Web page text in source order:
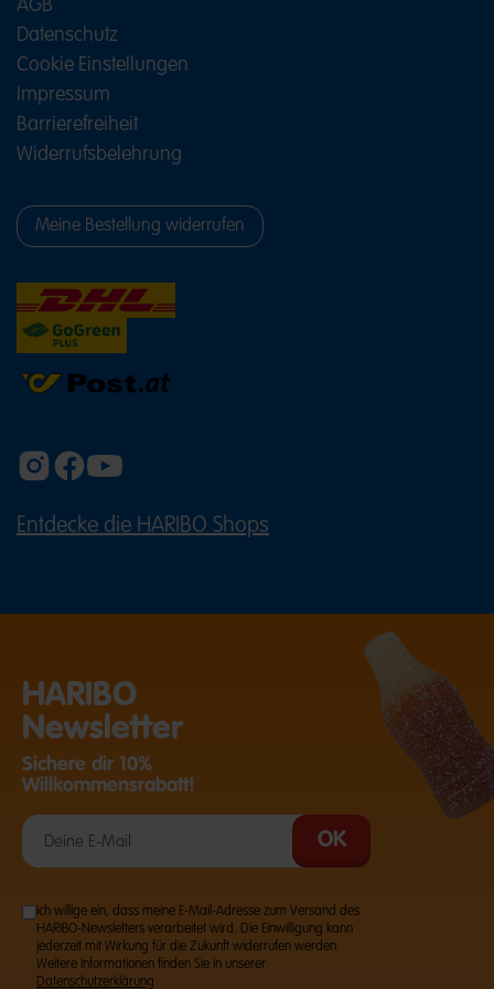
AGB
Datenschutz
Cookie Einstellungen
Impressum
Barrierefreiheit
Widerrufsbelehrung
Meine Bestellung widerrufen
Entdecke die HARIBO Shops
HARIBO
Newsletter
Sichere dir 10%
Willkommensrabatt!
Ich willige ein, dass meine E-Mail-Adresse zum Versand des
HARIBO-Newsletters verarbeitet wird. Die Einwilligung kann
jederzeit mit Wirkung für die Zukunft widerrufen werden.
Weitere Informationen finden Sie in unserer
Datenschutzerklärung